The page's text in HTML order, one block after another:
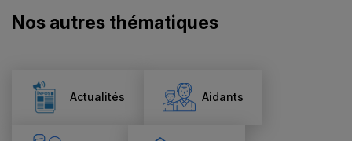
Nos autres thématiques
Actualités Aidants